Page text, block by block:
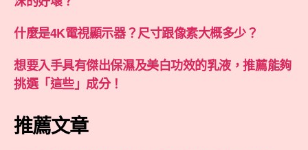
什麼是4K電視顯示器？尺寸跟像素大概多少？
想要入手具有傑出保濕及美白功效的乳液，推薦能夠
挑選「這些」成分！
推薦文章